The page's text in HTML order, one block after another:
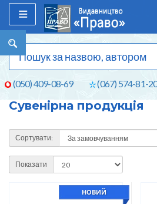
(050) 409-08-69 (067) 574-81-
Сувенірна продукція
Сортувати:
Показати
НОВИЙ